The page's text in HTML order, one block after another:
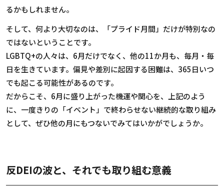
るかもしれません。
そして、何より大切なのは、「プライド月間」だけが特別なの
ではないということです。
LGBTQ+の人々は、6月だけでなく、他の11か月も、毎月・毎
日を生きています。偏見や差別に起因する困難は、365日いつ
でも起こる可能性があるのです。
だからこそ、6月に盛り上がった機運や関心を、上記のよう
に、一度きりの「イベント」で終わらせない継続的な取り組み
として、ぜひ他の月にもつないでみてはいかがでしょうか。
反DEIの波と、それでも取り組む意義